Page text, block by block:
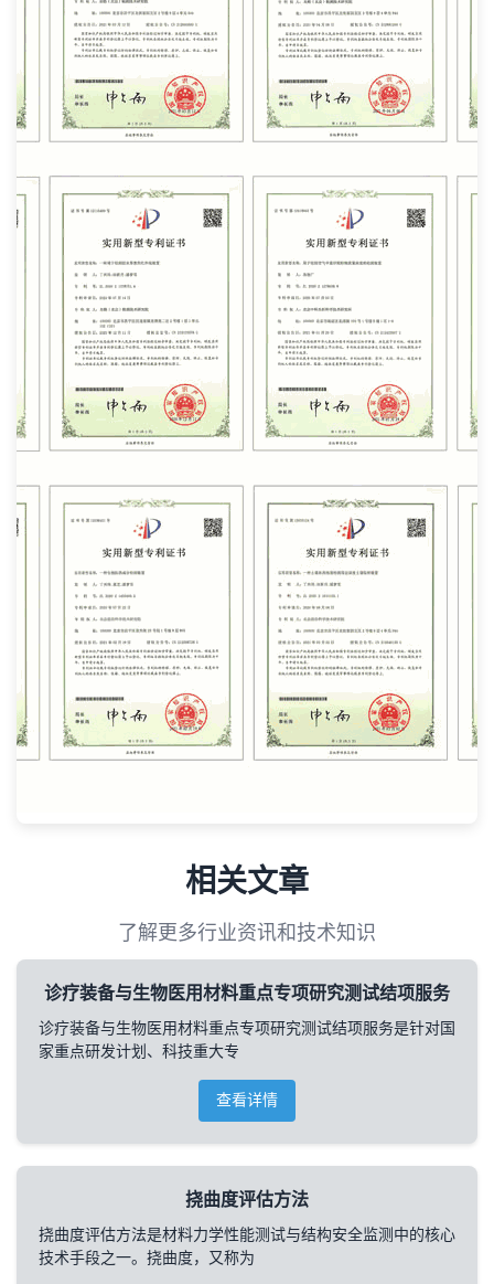
相关文章
了解更多行业资讯和技术知识
诊疗装备与生物医用材料重点专项研究测试结项服务
诊疗装备与生物医用材料重点专项研究测试结项服务是针对国
家重点研发计划、科技重大专
查看详情
挠曲度评估方法
挠曲度评估方法是材料力学性能测试与结构安全监测中的核心
技术手段之一。挠曲度，又称为